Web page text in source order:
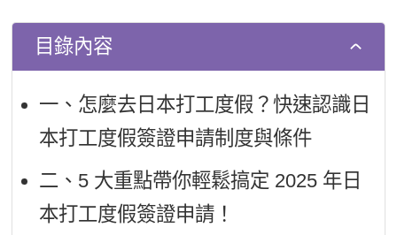
目錄內容
一、怎麼去日本打工度假？快速認識日
本打工度假簽證申請制度與條件
二、5 大重點帶你輕鬆搞定 2025 年日
本打工度假簽證申請！